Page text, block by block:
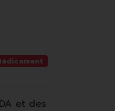
et des